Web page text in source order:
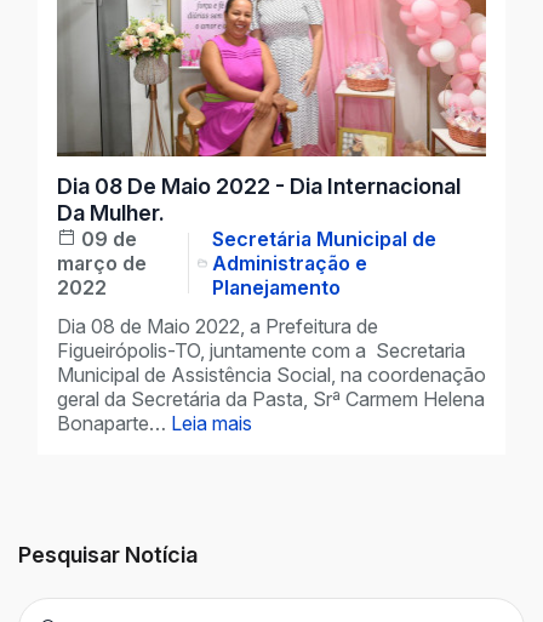
Dia 08 De Maio 2022 - Dia Internacional
Da Mulher.
09 de
março de
2022
Secretária Municipal de
Administração e
Planejamento
Dia 08 de Maio 2022, a Prefeitura de
Figueirópolis-TO, juntamente com a Secretaria
Municipal de Assistência Social, na coordenação
geral da Secretária da Pasta, Srª Carmem Helena
Bonaparte… Leia mais
Pesquisar Notícia